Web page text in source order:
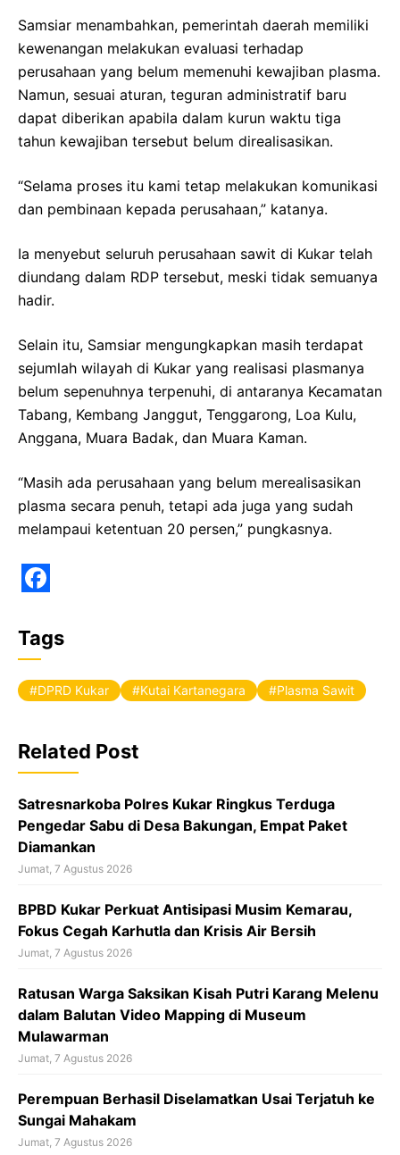
Samsiar menambahkan, pemerintah daerah memiliki
kewenangan melakukan evaluasi terhadap
perusahaan yang belum memenuhi kewajiban plasma.
Namun, sesuai aturan, teguran administratif baru
dapat diberikan apabila dalam kurun waktu tiga
tahun kewajiban tersebut belum direalisasikan.
“Selama proses itu kami tetap melakukan komunikasi
dan pembinaan kepada perusahaan,” katanya.
Ia menyebut seluruh perusahaan sawit di Kukar telah
diundang dalam RDP tersebut, meski tidak semuanya
hadir.
Selain itu, Samsiar mengungkapkan masih terdapat
sejumlah wilayah di Kukar yang realisasi plasmanya
belum sepenuhnya terpenuhi, di antaranya Kecamatan
Tabang, Kembang Janggut, Tenggarong, Loa Kulu,
Anggana, Muara Badak, dan Muara Kaman.
“Masih ada perusahaan yang belum merealisasikan
plasma secara penuh, tetapi ada juga yang sudah
melampaui ketentuan 20 persen,” pungkasnya.
a
c
e
o
o
k
Tags
DPRD Kukar Kutai Kartanegara Plasma Sawit
Related Post
Satresnarkoba Polres Kukar Ringkus Terduga
Pengedar Sabu di Desa Bakungan, Empat Paket
Diamankan
Jumat, 7 Agustus 2026
BPBD Kukar Perkuat Antisipasi Musim Kemarau,
Fokus Cegah Karhutla dan Krisis Air Bersih
Jumat, 7 Agustus 2026
Ratusan Warga Saksikan Kisah Putri Karang Melenu
dalam Balutan Video Mapping di Museum
Mulawarman
Jumat, 7 Agustus 2026
Perempuan Berhasil Diselamatkan Usai Terjatuh ke
Sungai Mahakam
Jumat, 7 Agustus 2026